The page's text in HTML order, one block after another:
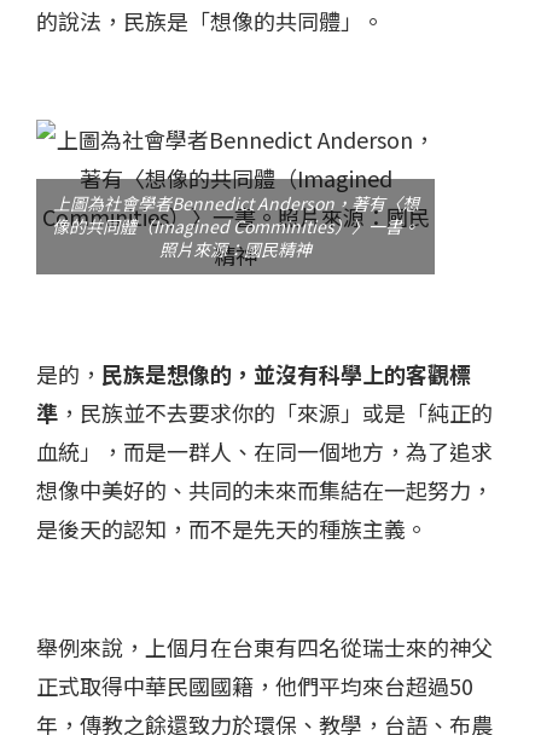
的說法，民族是「想像的共同體」。
上圖為社會學者Bennedict Anderson，著有〈想
像的共同體（Imagined Comminities）〉一書。
照片來源：國民精神
是的， 民族是想像的，並沒有科學上的客觀標
準 ，民族並不去要求你的「來源」或是「純正的
血統」，而是一群人、在同一個地方，為了追求
想像中美好的、共同的未來而集結在一起努力，
是後天的認知，而不是先天的種族主義。
舉例來說，上個月在台東有四名從瑞士來的神父
正式取得中華民國國籍，他們平均來台超過50
年，傳教之餘還致力於環保、教學，台語、布農